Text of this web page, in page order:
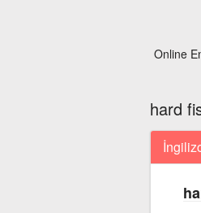
Online
hard